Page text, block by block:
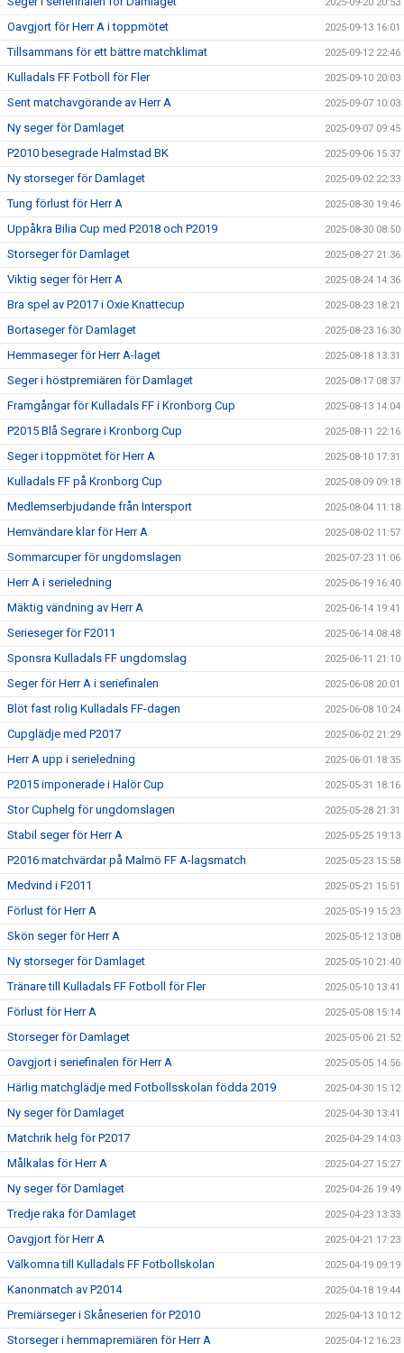
Oavgjort för Herr A i toppmötet 2025-09-13 16:01
Tillsammans för ett bättre matchklimat 2025-09-12 22:46
Kulladals FF Fotboll för Fler 2025-09-10 20:03
Sent matchavgörande av Herr A 2025-09-07 10:03
Ny seger för Damlaget 2025-09-07 09:45
P2010 besegrade Halmstad BK 2025-09-06 15:37
Ny storseger för Damlaget 2025-09-02 22:33
Tung förlust för Herr A 2025-08-30 19:46
Uppåkra Bilia Cup med P2018 och P2019 2025-08-30 08:50
Storseger för Damlaget 2025-08-27 21:36
Viktig seger för Herr A 2025-08-24 14:36
Bra spel av P2017 i Oxie Knattecup 2025-08-23 18:21
Bortaseger för Damlaget 2025-08-23 16:30
Hemmaseger för Herr A-laget 2025-08-18 13:31
Seger i höstpremiären för Damlaget 2025-08-17 08:37
Framgångar för Kulladals FF i Kronborg Cup 2025-08-13 14:04
P2015 Blå Segrare i Kronborg Cup 2025-08-11 22:16
Seger i toppmötet för Herr A 2025-08-10 17:31
Kulladals FF på Kronborg Cup 2025-08-09 09:18
Medlemserbjudande från Intersport 2025-08-04 11:18
Hemvändare klar för Herr A 2025-08-02 11:57
Sommarcuper för ungdomslagen 2025-07-23 11:06
Herr A i serieledning 2025-06-19 16:40
Mäktig vändning av Herr A 2025-06-14 19:41
Serieseger för F2011 2025-06-14 08:48
Sponsra Kulladals FF ungdomslag 2025-06-11 21:10
Seger för Herr A i seriefinalen 2025-06-08 20:01
Blöt fast rolig Kulladals FF-dagen 2025-06-08 10:24
Cupglädje med P2017 2025-06-02 21:29
Herr A upp i serieledning 2025-06-01 18:35
P2015 imponerade i Halör Cup 2025-05-31 18:16
Stor Cuphelg för ungdomslagen 2025-05-28 21:31
Stabil seger för Herr A 2025-05-25 19:13
P2016 matchvärdar på Malmö FF A-lagsmatch 2025-05-23 15:58
Medvind i F2011 2025-05-21 15:51
Förlust för Herr A 2025-05-19 15:23
Skön seger för Herr A 2025-05-12 13:08
Ny storseger för Damlaget 2025-05-10 21:40
Tränare till Kulladals FF Fotboll för Fler 2025-05-10 13:41
Förlust för Herr A 2025-05-08 15:14
Storseger för Damlaget 2025-05-06 21:52
Oavgjort i seriefinalen för Herr A 2025-05-05 14:56
Härlig matchglädje med Fotbollsskolan födda 2019 2025-04-30 15:12
Ny seger för Damlaget 2025-04-30 13:41
Matchrik helg för P2017 2025-04-29 14:03
Målkalas för Herr A 2025-04-27 15:27
Ny seger för Damlaget 2025-04-26 19:49
Tredje raka för Damlaget 2025-04-23 13:33
Oavgjort för Herr A 2025-04-21 17:23
Välkomna till Kulladals FF Fotbollskolan 2025-04-19 09:19
Kanonmatch av P2014 2025-04-18 19:44
Premiärseger i Skåneserien för P2010 2025-04-13 10:12
Storseger i hemmapremiären för Herr A 2025-04-12 16:23